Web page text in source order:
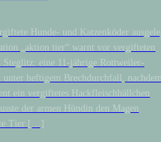
Hunde- und Katzenköder
„aktion tier“ warnt vor vergifteten
eine 11-jährige Rottweiler-
heftigem Brechdurchfall,
ein vergiftetes Hackfleischbällchen
der armen Hündin den Magen
Tier […]